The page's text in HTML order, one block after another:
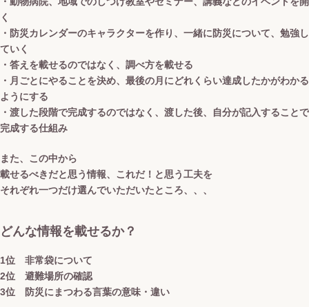
く
・防災カレンダーのキャラクターを作り、一緒に防災について、勉強し
ていく
・答えを載せるのではなく、調べ方を載せる
・月ごとにやることを決め、最後の月にどれくらい達成したかがわかる
ようにする
・渡した段階で完成するのではなく、渡した後、自分が記入することで
完成する仕組み
また、この中から
載せるべきだと思う情報、これだ！と思う工夫を
それぞれ一つだけ選んでいただいたところ、、、
どんな情報を載せるか？
1位 非常袋について
2位 避難場所の確認
3位 防災にまつわる言葉の意味・違い